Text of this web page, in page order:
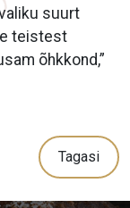
suurt
teistest
õhkkond,”
Tagasi